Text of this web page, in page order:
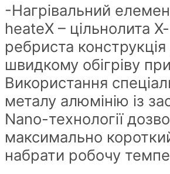
-Нагрівальний
heateX – цільнолита
ребриста
швидкому обігріву
Використання
металу алюмінію із
Nano-технології
максимально
набрати робочу